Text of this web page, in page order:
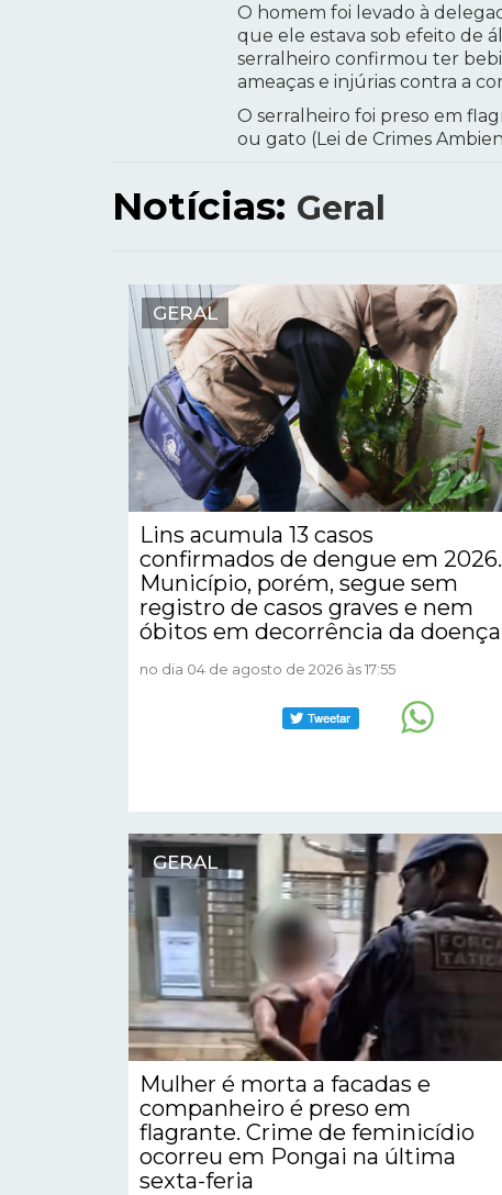
O homem foi levado à
que ele estava sob efeito de
serralheiro confirmou ter
ameaças e injúrias contra a
O serralheiro foi preso em
ou gato (Lei de Crimes
Notícias: Geral
GERAL
Lins acumula 13 casos
confirmados de dengue em 2026.
Município, porém, segue sem
registro de casos graves e nem
óbitos em decorrência da doença
no dia 04 de agosto de 2026 às 17:55
GERAL
Mulher é morta a facadas e
companheiro é preso em
flagrante. Crime de feminicídio
ocorreu em Pongai na última
sexta-feria